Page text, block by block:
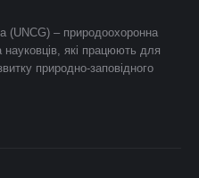
(UNCG) – природоохоронна
науковців, які працюють для
природно-заповідного